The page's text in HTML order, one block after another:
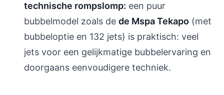
technische rompslomp: een puur
bubbelmodel zoals de de Mspa Tekapo (met
bubbeloptie en 132 jets) is praktisch: veel
jets voor een gelijkmatige bubbelervaring en
doorgaans eenvoudigere techniek.